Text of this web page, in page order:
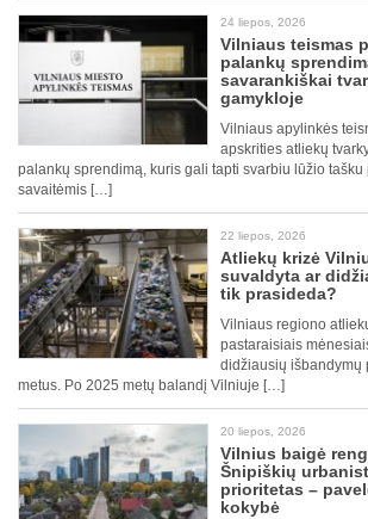
24 liepos, 2026
Vilniaus teismas
palankų
savarankiškai
gamykloje
Vilniaus apylinkės
apskrities atliekų
palankų sprendimą, kuris gali tapti svarbiu lūžio tašku
savaitėmis […]
22 liepos, 2026
Atliekų krizė
suvaldyta ar
tik prasideda?
Vilniaus regiono
pastaraisiais
didžiausių išbandymų
metus. Po 2025 metų balandį Vilniuje […]
20 liepos, 2026
Vilnius baigė
Šnipiškių
prioritetas –
kokybė